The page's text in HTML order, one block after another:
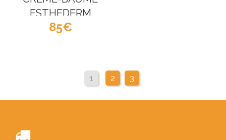
ESTHEDERM
85
1 2 3